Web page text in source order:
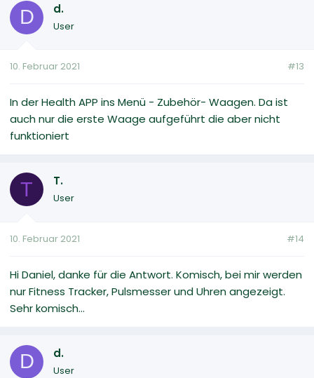
D d.
User
10. Februar 2021 #13
In der Health APP ins Menü - Zubehör- Waagen. Da ist
auch nur die erste Waage aufgeführt die aber nicht
funktioniert
T T.
User
10. Februar 2021 #14
Hi Daniel, danke für die Antwort. Komisch, bei mir werden
nur Fitness Tracker, Pulsmesser und Uhren angezeigt.
Sehr komisch...
D d.
User